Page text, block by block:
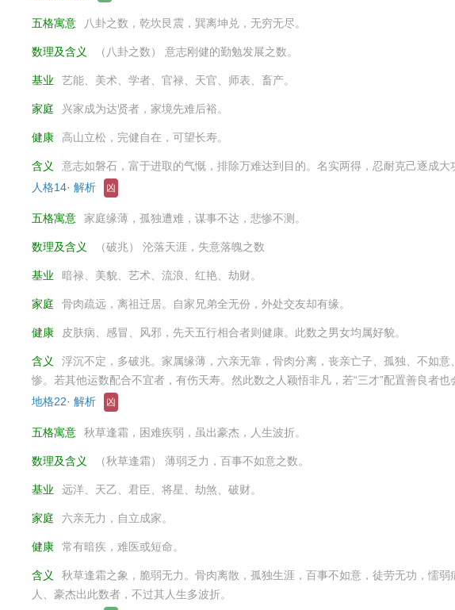
五格寓意 八卦之数，乾坎艮震，巽离坤兑，无穷无尽。
数理及含义 （八卦之数） 意志刚健的勤勉发展之数。
基业 艺能、美术、学者、官禄、天官、师表、畜产。
家庭 兴家成为达贤者，家境先难后裕。
健康 高山立松，完健自在，可望长寿。
含义
意志如磐石，富于进取的气慨，排除万难达到目的。名实两得，忍耐克己逐成
人格14· 解析
凶
五格寓意 家庭缘薄，孤独遭难，谋事不达，悲惨不测。
数理及含义 （破兆） 沦落天涯，失意落魄之数
基业 暗禄、美貌、艺术、流浪、红艳、劫财。
家庭 骨肉疏远，离祖迁居。自家兄弟全无份，外处交友却有缘。
健康 皮肤病、感冒、风邪，先天五行相合者则健康。此数之男女均属好貌。
含义
浮沉不定，多破兆。家属缘薄，六亲无靠，骨肉分离，丧亲亡子、孤独、不如
惨。若其他运数配合不宜者，有伤天寿。然此数之人颖悟非凡，若“三才”配置善良者也
地格22· 解析
凶
五格寓意 秋草逢霜，困难疾弱，虽出豪杰，人生波折。
数理及含义 （秋草逢霜） 薄弱乏力，百事不如意之数。
基业 远洋、天乙、君臣、将星、劫煞、破财。
家庭 六亲无力，自立成家。
健康 常有暗疾，难医或短命。
含义
秋草逢霜之象，脆弱无力。骨肉离散，孤独生涯，百事不如意，徒劳无功，懦
人、豪杰出此数者，不过其人生多波折。